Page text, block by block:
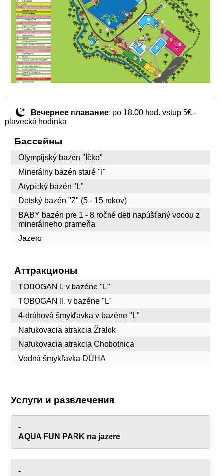
Вечернее плавание: po 18.00 hod. vstup 5€ -
plavecká hodinka
Бассейны
Olympijský bazén "Íčko"
Minerálny bazén staré "I"
Atypický bazén "L"
Detský bazén "Z" (5 - 15 rokov)
BABY bazén pre 1 - 8 ročné deti napúšťaný vodou z
minerálneho prameňa
Jazero
Аттракционы
TOBOGAN I. v bazéne "L"
TOBOGAN II. v bazéne "L"
4-dráhová šmykľavka v bazéne "L"
Nafukovacia atrakcia Žralok
Nafukovacia atrakcia Chobotnica
Vodná šmykľavka DÚHA
Услуги и развлечения
-
AQUA FUN PARK na jazere
-